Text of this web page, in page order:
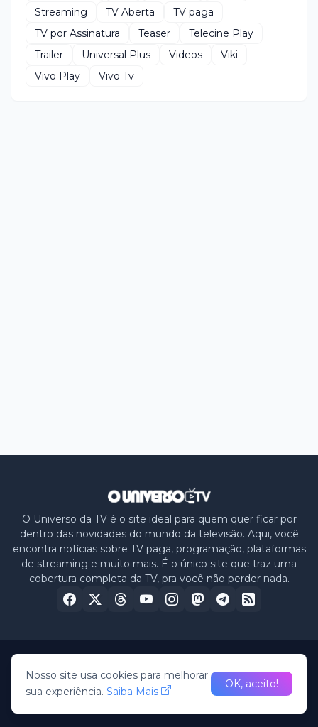
Streaming
TV Aberta
TV paga
TV por Assinatura
Teaser
Telecine Play
Trailer
Universal Plus Videos
Viki
Vivo Play
Vivo Tv
O Universo da TV é o site ideal para quem quer ficar por
dentro das novidades do mundo da televisão. Aqui, você
encontra notícias sobre TV paga, programação, plataformas
de streaming e muito mais. É o único site que traz uma
cobertura completa da TV, pra você não perder nada.
© 2026 -O Universo da TV • All Rights Reserved
HomeSobre nósPolítica de PrivacidadeContato
Nosso site usa cookies para melhorar
sua experiência. Saiba Mais
OK, aceito!